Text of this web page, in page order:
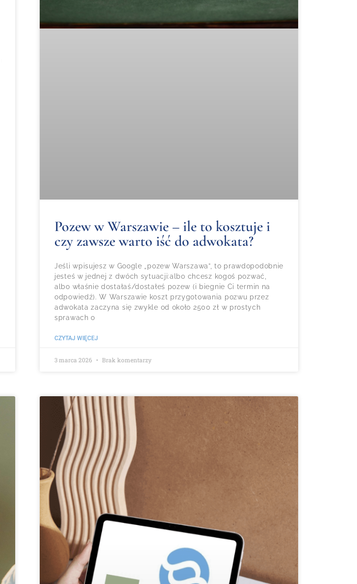
Pozew w Warszawie – ile to kosztuje i
czy zawsze warto iść do adwokata?
Jeśli wpisujesz w Google „pozew Warszawa”, to prawdopodobnie
jesteś w jednej z dwóch sytuacji:albo chcesz kogoś pozwać,
albo właśnie dostałaś/dostałeś pozew (i biegnie Ci termin na
odpowiedź). W Warszawie koszt przygotowania pozwu przez
adwokata zaczyna się zwykle od około 2500 zł w prostych
sprawach o
CZYTAJ WIĘCEJ
3 marca 2026 Brak komentarzy